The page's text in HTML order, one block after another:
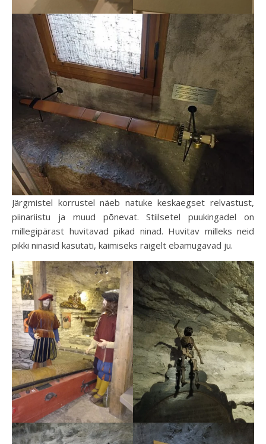
Järgmistel korrustel näeb natuke keskaegset relvastust,
piinariistu ja muud põnevat. Stiilsetel puukingadel on
millegipärast huvitavad pikad ninad. Huvitav milleks neid
pikki ninasid kasutati, käimiseks räigelt ebamugavad ju.